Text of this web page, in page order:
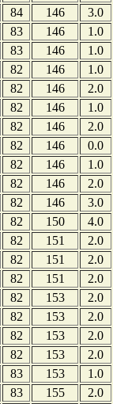
84 146
3.0
83 146
1.0
83 146
1.0
82 146
1.0
82 146
2.0
82 146
1.0
82 146
2.0
82 146
0.0
82 146
1.0
82 146
2.0
82 146
3.0
82 150
4.0
82 151
2.0
82 151
2.0
82 151
2.0
82 153
2.0
82 153
2.0
82 153
2.0
82 153
2.0
83 153
1.0
83 155
2.0